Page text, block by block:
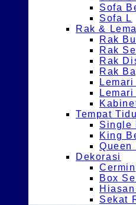
Sofa
Sofa L
Rak &
Rak
Rak
Rak
Rak
Tempat
Single
King
Queen
Dekorasi
Cermin
Box
Sekat